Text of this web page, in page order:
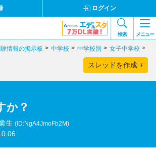
ログイン
検索 メニュー
情報の掲示板 中学校 中学校別 女子中学校
スレッドを作成 +
か？
生 (ID:NgA4JmoFb2M)